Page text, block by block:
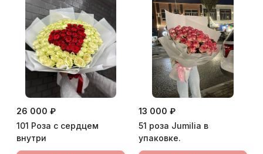
26 000 ₽
101 Роза с сердцем
внутри
13 000 ₽
51 роза Jumilia в
упаковке.